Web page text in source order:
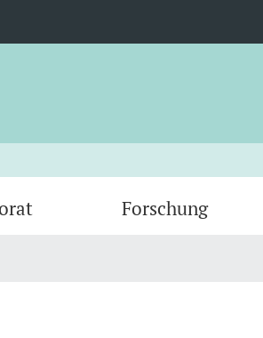
Forschung